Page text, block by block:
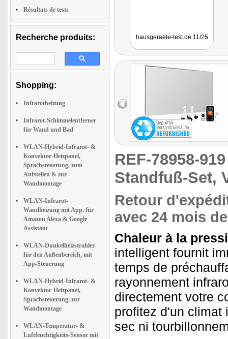
Résultats de tests
Recherche produits:
Shopping:
Infrarotheizung
Infrarot-Schimmelentferner
für Wand und Bad
WLAN-Hybrid-Infrarot- &
Konvektor-Heizpanel,
Sprachsteuerung, zum
Aufstellen & zur
Wandmontage
WLAN-Infrarot-
Wandheizung mit App, für
Amazon Alexa & Google
Assistant
WLAN-Dunkelheizstrahler
für den Außenbereich, mit
App-Steuerung
WLAN-Hybrid-Infrarot- &
Konvektor-Heizpanel,
Sprachsteuerung, zur
Wandmontage
WLAN-Temperatur- &
Luftfeuchtigkeits-Sensor mit
hausgeraete-test.de 11/25
REF-78958-
Standfuß-Set,
Retour
avec 24 mois
Chaleur à la
intelligent fournit
temps de
rayonnement
directement votre
profitez d'un climat
sec ni